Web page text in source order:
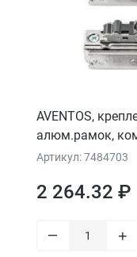
AVENTOS,
алюм.рамок,
Артикул: 7484703
2 264.32 ₽
– +